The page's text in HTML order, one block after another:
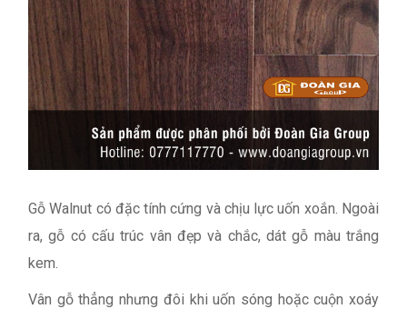
Gỗ Walnut có đặc tính cứng và chịu lực uốn xoắn. Ngoài
ra, gỗ có cấu trúc vân đẹp và chắc, dát gỗ màu trắng
kem.
Vân gỗ thẳng nhưng đôi khi uốn sóng hoặc cuộn xoáy